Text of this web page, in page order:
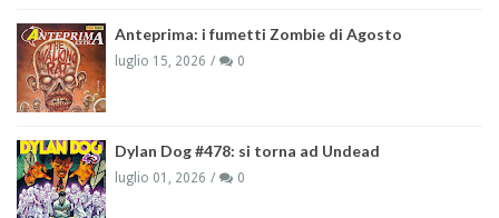
Anteprima: i fumetti Zombie di Agosto
luglio 15, 2026 0
Dylan Dog #478: si torna ad Undead
luglio 01, 2026 0